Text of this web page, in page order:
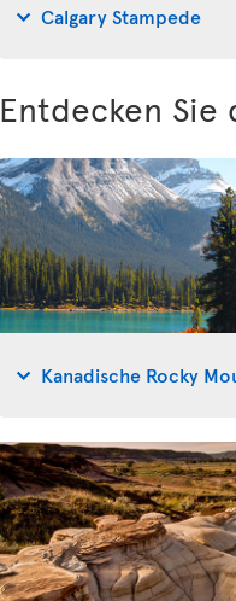
Calgary Stampede
Entdecken Sie
Kanadische Rocky